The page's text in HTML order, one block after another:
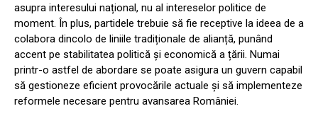
asupra interesului național, nu al intereselor politice de
moment. În plus, partidele trebuie să fie receptive la ideea de a
colabora dincolo de liniile tradiționale de alianță, punând
accent pe stabilitatea politică și economică a țării. Numai
printr-o astfel de abordare se poate asigura un guvern capabil
să gestioneze eficient provocările actuale și să implementeze
reformele necesare pentru avansarea României.